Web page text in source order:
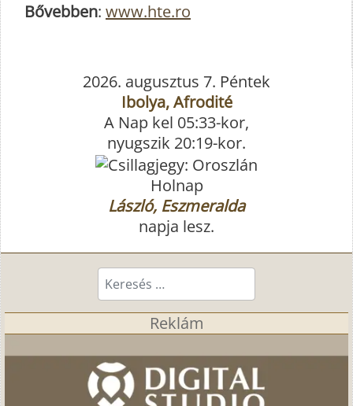
Bővebben: www.hte.ro
2026. augusztus 7. Péntek
Ibolya, Afrodité
A Nap kel 05:33-kor,
nyugszik 20:19-kor.
Holnap
László, Eszmeralda
napja lesz.
Keresés...
Reklám